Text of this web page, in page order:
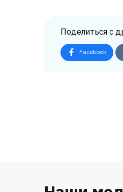
Поделиться с
Facebook